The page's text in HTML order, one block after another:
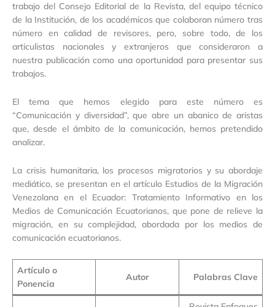
trabajo del Consejo Editorial de la Revista, del equipo técnico
de la Institución, de los académicos que colaboran número tras
número en calidad de revisores, pero, sobre todo, de los
articulistas nacionales y extranjeros que consideraron a
nuestra publicación como una oportunidad para presentar sus
trabajos.
El tema que hemos elegido para este número es
“Comunicación y diversidad”, que abre un abanico de aristas
que, desde el ámbito de la comunicación, hemos pretendido
analizar.
La crisis humanitaria, los procesos migratorios y su abordaje
mediático, se presentan en el artículo Estudios de la Migración
Venezolana en el Ecuador: Tratamiento Informativo en los
Medios de Comunicación Ecuatorianos, que pone de relieve la
migración, en su complejidad, abordada por los medios de
comunicación ecuatorianos.
Artículo o
Ponencia
Autor Palabras Clave